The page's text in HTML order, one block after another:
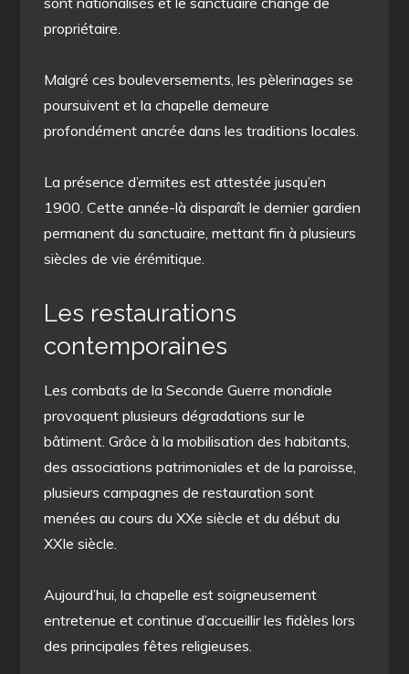
propriétaire.
Malgré ces bouleversements, les pèlerinages se
poursuivent et la chapelle demeure
profondément ancrée dans les traditions locales.
La présence d’ermites est attestée jusqu’en
1900. Cette année-là disparaît le dernier gardien
permanent du sanctuaire, mettant fin à plusieurs
siècles de vie érémitique.
Les restaurations
contemporaines
Les combats de la Seconde Guerre mondiale
provoquent plusieurs dégradations sur le
bâtiment. Grâce à la mobilisation des habitants,
des associations patrimoniales et de la paroisse,
plusieurs campagnes de restauration sont
menées au cours du XXe siècle et du début du
XXIe siècle.
Aujourd’hui, la chapelle est soigneusement
entretenue et continue d’accueillir les fidèles lors
des principales fêtes religieuses.